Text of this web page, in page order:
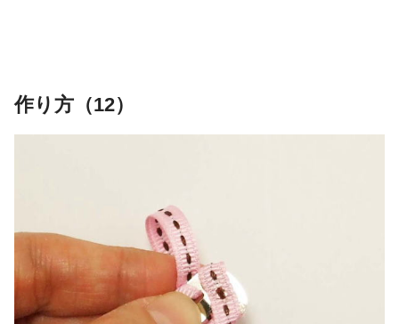
作り方（12）